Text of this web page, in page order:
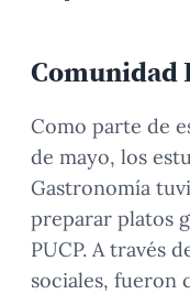
Comunidad
Como parte de
de mayo, los
Gastronomía
preparar platos
PUCP. A través
sociales, fueron